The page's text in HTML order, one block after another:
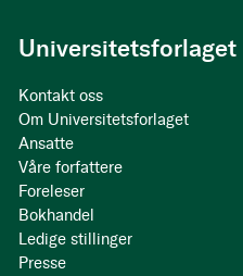
Universitetsforlaget
Kontakt oss
Om Universitetsforlaget
Ansatte
Våre forfattere
Foreleser
Bokhandel
Ledige stillinger
Presse